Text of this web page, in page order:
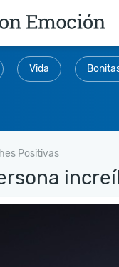
Vida
Positivas